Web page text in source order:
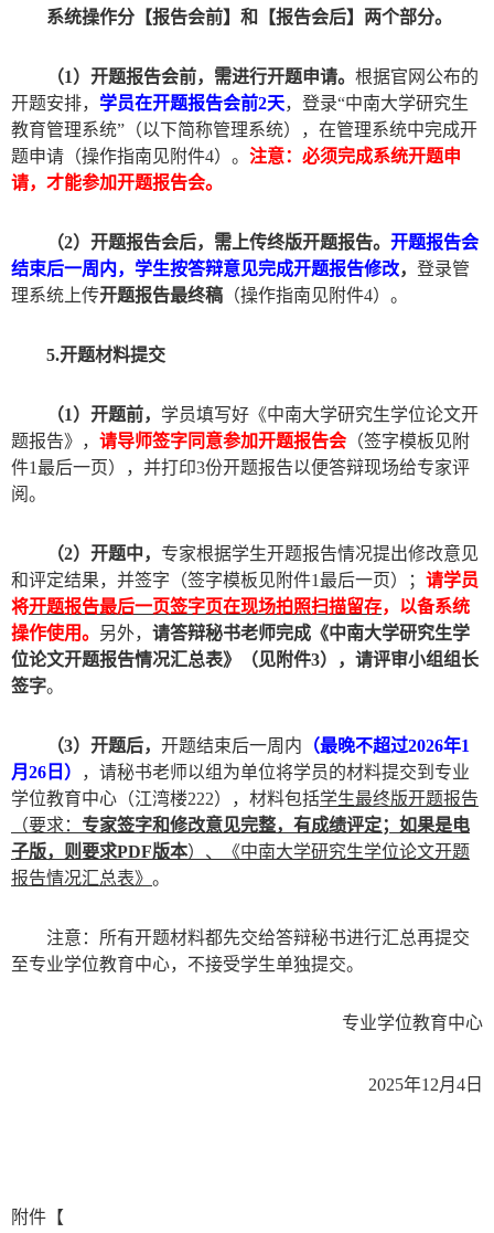
系统操作分 【报告会前】 和 【报告会后】 两个部分。
（1）开题报告会前， 需进行开题申请。 根据官网公布的
开题安排， 学员在开题报告会前2天，登录“中南大学研究生
教育管理系统”（以下简称管理系统），在管理系统中完成开
题申请（操作指南见附件4）。 注意：必须完成系统开题申
请，才能参加开题报告会。
（2）开题报告会后， 需上传终版开题报告。 开题报告会
结束后一周内，学生按答辩意见完成开题报告修改， 登录管
理系统上传开题报告最终稿 （操作指南见附件4）。
5.开题材料提交
（1）开题前， 学员填写好《中南大学研究生学位论文开
题报告》， 请导师签字同意参加开题报告会 （签字模板见附
件1最后一页），并打印3份开题报告以便答辩现场给专家评
阅。
（2）开题中， 专家根据学生开题报告情况提出修改意见
和评定结果，并签字（签字模板见附件1最后一页） ； 请学员
将开题报告最后一页签字页在现场拍照扫描留存，以备系统
操作使用。 另外， 请答辩秘书老师完成《中南大学研究生学
位论文开题报告情况汇总表》（见附件3）， 请评审小组组长
签字。
（3）开题后， 开题结束后一周 内 （最晚不超过2026年1
月 26 日 ） ，请秘书老师以组为单位将学员的材料提交到 专业
学位教育中心（江湾楼222） ，材料包括学生最终版开题报告
（要求： 专家签字和修改意见完整，有成绩评定；如果是电
子版，则要求PDF版本） 、
《中南大学研究生学位论文开题
报告情况汇总表》 。
注意： 所有开题材料都先交给答辩秘书进行汇总再提交
至专业学位教育中心，不接受学生单独提交。
专业学位教育中心
2025年12月 4 日
附件【